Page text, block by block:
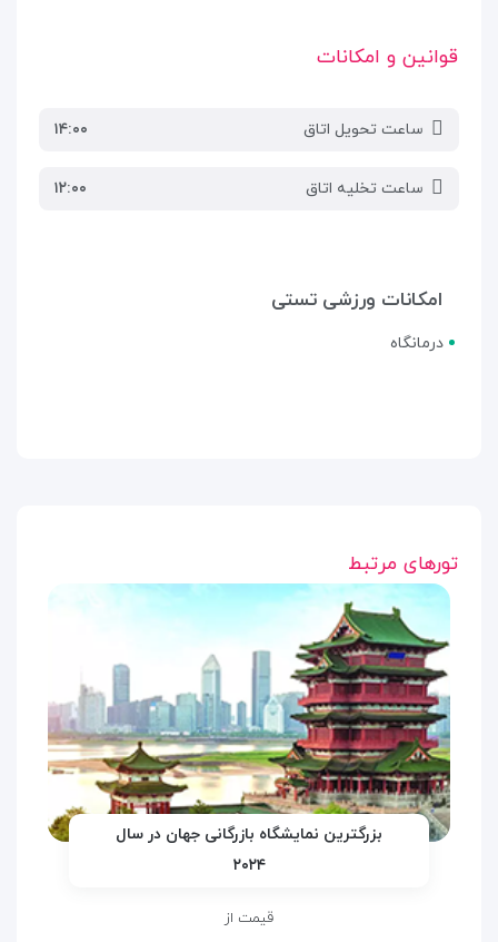
قوانین و امکانات
ساعت تحویل اتاق ۱۴:۰۰
ساعت تخلیه اتاق ۱۲:۰۰
امکانات ورزشی تستی
درمانگاه
تورهای مرتبط
بزرگترین نمایشگاه بازرگانی جهان در سال
۲۰۲۴
قیمت از